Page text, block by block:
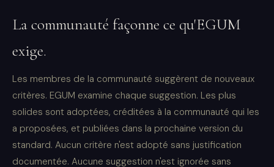
La communauté façonne ce qu'EGUM
exige.
Les membres de la communauté suggèrent de nouveaux
critères. EGUM examine chaque suggestion. Les plus
solides sont adoptées, créditées à la communauté qui les
a proposées, et publiées dans la prochaine version du
standard. Aucun critère n'est adopté sans justification
documentée. Aucune suggestion n'est ignorée sans